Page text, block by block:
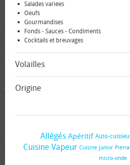
Salades variées
Oeufs
Gourmandises
Fonds - Sauces - Condiments
Cocktails et breuvages
Volailles
Origine
Allégés Apéritif Auto-
Cuisine Vapeur Cuisine junior
micro-onde